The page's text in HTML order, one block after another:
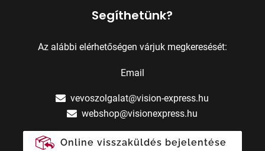
Segíthetünk?
Az alábbi elérhetőségen várjuk megkeresését:
Email
vevoszolgalat@vision-express.hu
webshop@visionexpress.hu
Online visszaküldés bejelentése